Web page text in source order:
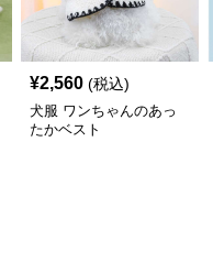
¥2,560 (税込)
犬服 ワンちゃんのあっ
たかベスト